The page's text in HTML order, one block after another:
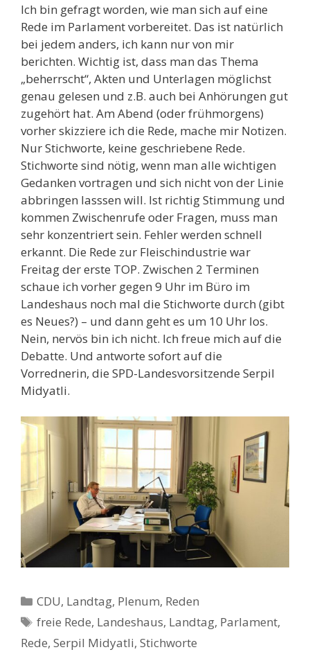
Ich bin gefragt worden, wie man sich auf eine
Rede im Parlament vorbereitet. Das ist natürlich
bei jedem anders, ich kann nur von mir
berichten. Wichtig ist, dass man das Thema
„beherrscht“, Akten und Unterlagen möglichst
genau gelesen und z.B. auch bei Anhörungen gut
zugehört hat. Am Abend (oder frühmorgens)
vorher skizziere ich die Rede, mache mir Notizen.
Nur Stichworte, keine geschriebene Rede.
Stichworte sind nötig, wenn man alle wichtigen
Gedanken vortragen und sich nicht von der Linie
abbringen lasssen will. Ist richtig Stimmung und
kommen Zwischenrufe oder Fragen, muss man
sehr konzentriert sein. Fehler werden schnell
erkannt. Die Rede zur Fleischindustrie war
Freitag der erste TOP. Zwischen 2 Terminen
schaue ich vorher gegen 9 Uhr im Büro im
Landeshaus noch mal die Stichworte durch (gibt
es Neues?) – und dann geht es um 10 Uhr los.
Nein, nervös bin ich nicht. Ich freue mich auf die
Debatte. Und antworte sofort auf die
Vorrednerin, die SPD-Landesvorsitzende Serpil
Midyatli.
Kategorien
CDU, Landtag, Plenum, Reden
Schlagwörter
freie Rede, Landeshaus, Landtag, Parlament,
Rede, Serpil Midyatli, Stichworte